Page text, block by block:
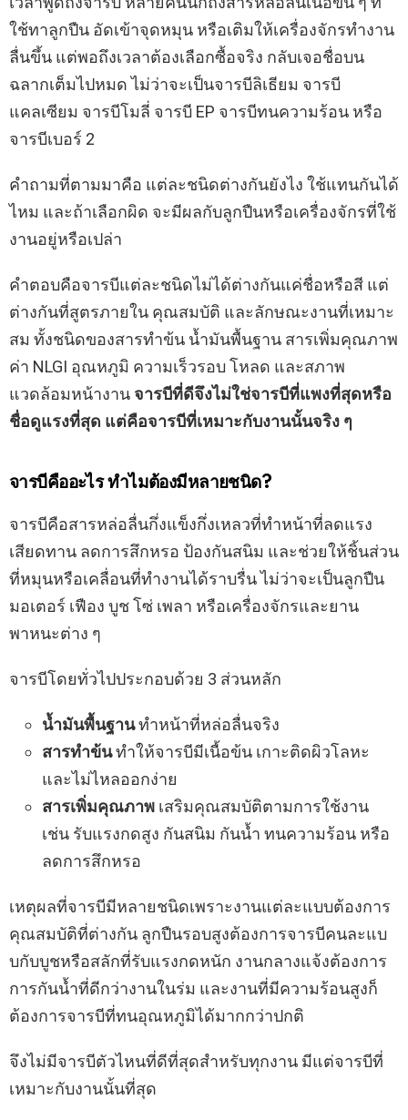
ใช้ทาลูกปืน อัดเข้าจุดหมุน หรือเติมให้เครื่องจักรทำงาน
ลื่นขึ้น แต่พอถึงเวลาต้องเลือกซื้อจริง กลับเจอชื่อบน
ฉลากเต็มไปหมด ไม่ว่าจะเป็นจารบีลิเธียม จารบี
แคลเซียม จารบีโมลี่ จารบี EP จารบีทนความร้อน หรือ
จารบีเบอร์ 2
คำถามที่ตามมาคือ แต่ละชนิดต่างกันยังไง ใช้แทนกันได้
ไหม และถ้าเลือกผิด จะมีผลกับลูกปืนหรือเครื่องจักรที่ใช้
งานอยู่หรือเปล่า
คำตอบคือจารบีแต่ละชนิดไม่ได้ต่างกันแค่ชื่อหรือสี แต่
ต่างกันที่สูตรภายใน คุณสมบัติ และลักษณะงานที่เหมาะ
สม ทั้งชนิดของสารทำข้น น้ำมันพื้นฐาน สารเพิ่มคุณภาพ
ค่า NLGI อุณหภูมิ ความเร็วรอบ โหลด และสภาพ
แวดล้อมหน้างานจารบีที่ดีจึงไม่ใช่จารบีที่แพงที่สุดหรือ
ชื่อดูแรงที่สุด แต่คือจารบีที่เหมาะกับงานนั้นจริง ๆ
จารบีคืออะไร ทำไมต้องมีหลายชนิด?
จารบีคือสารหล่อลื่นกึ่งแข็งกึ่งเหลวที่ทำหน้าที่ลดแรง
เสียดทาน ลดการสึกหรอ ป้องกันสนิม และช่วยให้ชิ้นส่วน
ที่หมุนหรือเคลื่อนที่ทำงานได้ราบรื่น ไม่ว่าจะเป็นลูกปืน
มอเตอร์ เฟือง บูช โซ่ เพลา หรือเครื่องจักรและยาน
พาหนะต่าง ๆ
จารบีโดยทั่วไปประกอบด้วย 3 ส่วนหลัก
น้ำมันพื้นฐานทำหน้าที่หล่อลื่นจริง
สารทำข้นทำให้จารบีมีเนื้อข้น เกาะติดผิวโลหะ
และไม่ไหลออกง่าย
สารเพิ่มคุณภาพ เสริมคุณสมบัติตามการใช้งาน
เช่น รับแรงกดสูง กันสนิม กันน้ำ ทนความร้อน หรือ
ลดการสึกหรอ
เหตุผลที่จารบีมีหลายชนิดเพราะงานแต่ละแบบต้องการ
คุณสมบัติที่ต่างกัน ลูกปืนรอบสูงต้องการจารบีคนละแบ
บกับบูชหรือสลักที่รับแรงกดหนัก งานกลางแจ้งต้องการ
การกันน้ำที่ดีกว่างานในร่ม และงานที่มีความร้อนสูงก็
ต้องการจารบีที่ทนอุณหภูมิได้มากกว่าปกติ
จึงไม่มีจารบีตัวไหนที่ดีที่สุดสำหรับทุกงาน มีแต่จารบีที่
เหมาะกับงานนั้นที่สุด